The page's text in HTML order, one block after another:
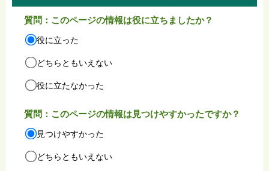
質問：このページの情報は役に立ちましたか？
役に立った
どちらともいえない
役に立たなかった
質問：このページの情報は見つけやすかったですか？
見つけやすかった
どちらともいえない